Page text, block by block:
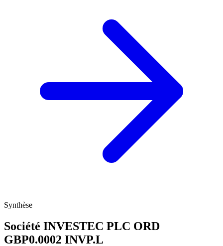
Synthèse
Société INVESTEC PLC ORD
GBP0.0002 INVP.L